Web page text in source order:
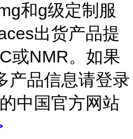
和g级定制服
出货产品提
或NMR。如果
产品信息请登录
中国官方网站